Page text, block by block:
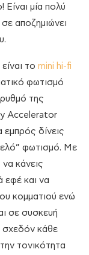
μία πολύ
αποζημιώνει
το mini hi-fi
φωτισμό
της
Accelerator
δίνεις
φωτισμό. Με
κάνεις
εφέ και να
κομματιού ενώ
σε συσκευή
σχεδόν κάθε
τονικότητα